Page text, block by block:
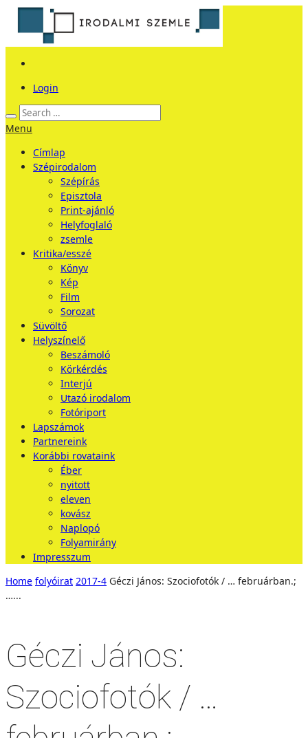
Login
Menu
Címlap
Szépirodalom
Szépírás
Episztola
Print-ajánló
Helyfoglaló
zsemle
Kritika/esszé
Könyv
Kép
Film
Sorozat
Süvöltő
Helyszínelő
Beszámoló
Körkérdés
Interjú
Utazó irodalom
Fotóriport
Lapszámok
Partnereink
Korábbi rovataink
Éber
nyitott
eleven
kovász
Naplopó
Folyamirány
Impresszum
Home folyóirat 2017-4 Géczi János: Szociofotók / … februárban.;
…...
Géczi János:
Szociofotók / …